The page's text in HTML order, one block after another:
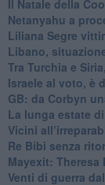
Il Natale della
Netanyahu a
Liliana Segre
Libano,
Tra Turchia e
Israele al voto, è
GB: da Corbyn
La lunga estate
Vicini
Re Bibi senza
Mayexit: Theresa
Venti di guerra